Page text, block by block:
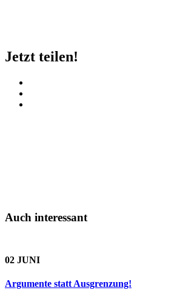
Jetzt teilen!
Auch interessant
02 JUNI
Argumente statt Ausgrenzung!